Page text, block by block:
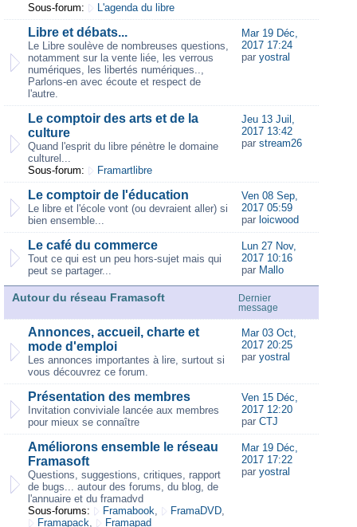
Sous-forum:
L'agenda du libre
Libre et débats...
Le Libre soulève de nombreuses questions,
notamment sur la vente liée, les verrous
numériques, les libertés numériques..,
Parlons-en avec écoute et respect de
l'autre.
Mar 19 Déc,
2017 17:24
par yostral
Le comptoir des arts et de la
culture
Quand l'esprit du libre pénètre le domaine
culturel...
Sous-forum:
Framartlibre
Jeu 13 Juil,
2017 13:42
par stream26
Le comptoir de l'éducation
Le libre et l'école vont (ou devraient aller) si
bien ensemble...
Ven 08 Sep,
2017 05:59
par loicwood
Le café du commerce
Tout ce qui est un peu hors-sujet mais qui
peut se partager...
Lun 27 Nov,
2017 10:16
par Mallo
Autour du réseau Framasoft
Dernier
message
Annonces, accueil, charte et
mode d'emploi
Les annonces importantes à lire, surtout si
vous découvrez ce forum.
Mar 03 Oct,
2017 20:25
par yostral
Présentation des membres
Invitation conviviale lancée aux membres
pour mieux se connaître
Ven 15 Déc,
2017 12:20
par CTJ
Améliorons ensemble le réseau
Framasoft
Questions, suggestions, critiques, rapport
de bugs... autour des forums, du blog, de
l'annuaire et du framadvd
Sous-forums:
Framabook, FramaDVD,
Framapack, Framapad
Mar 19 Déc,
2017 17:22
par yostral